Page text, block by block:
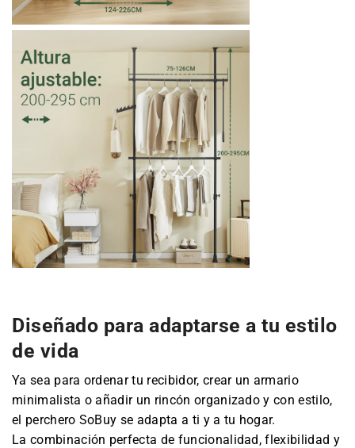
Diseñado para adaptarse a tu estilo
de vida
Ya sea para ordenar tu recibidor, crear un armario
minimalista o añadir un rincón organizado y con estilo,
el perchero SoBuy se adapta a ti y a tu hogar.
La combinación perfecta de funcionalidad, flexibilidad y